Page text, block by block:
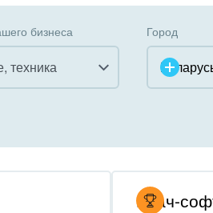
бизнеса
техника
Город
Итач-